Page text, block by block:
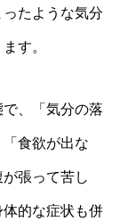
たような気分
す。
で、「気分の落
食欲が出な
張って苦し
的な症状も併